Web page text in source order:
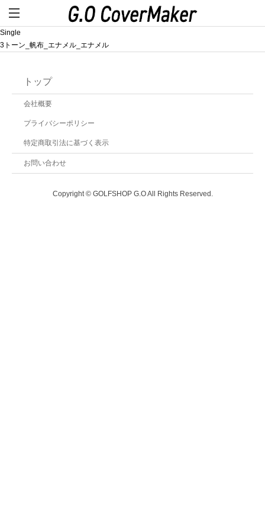
Single
3トーン_帆布_エナメル_エナメル
トップ
会社概要
プライバシーポリシー
特定商取引法に基づく表示
お問い合わせ
Copyright © GOLFSHOP G.O All Rights Reserved.